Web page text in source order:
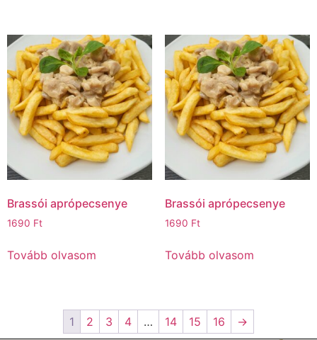
Brassói aprópecsenye
1690 Ft
Tovább olvasom
Brassói aprópecsenye
1690 Ft
Tovább olvasom
1 2 3 4 … 14 15 16
→